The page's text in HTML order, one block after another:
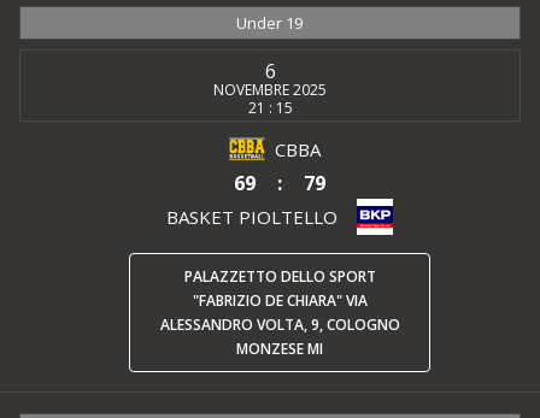
Under 19
6
NOVEMBRE 2025
21 : 15
CBBA
69 : 79
BASKET PIOLTELLO
PALAZZETTO DELLO SPORT
"FABRIZIO DE CHIARA" VIA
ALESSANDRO VOLTA, 9, COLOGNO
MONZESE MI